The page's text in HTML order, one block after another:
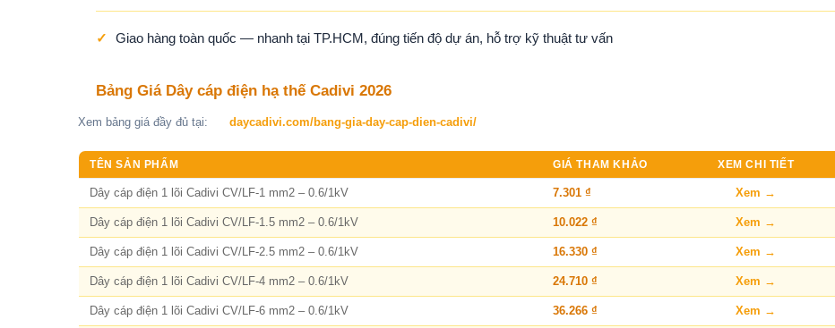
✓ Giao hàng toàn quốc — nhanh tại TP.HCM, đúng tiến độ dự án, hỗ trợ kỹ thuật tư vấn
Bảng Giá Dây cáp điện hạ thế Cadivi 2026
Xem bảng giá đầy đủ tại: daycadivi.com/bang-gia-day-cap-dien-cadivi/
TÊN SẢN PHẨM GIÁ THAM KHẢO XEM CHI TIẾT
Dây cáp điện 1 lõi Cadivi CV/LF-1 mm2 – 0.6/1kV 7.301 ₫ Xem →
Dây cáp điện 1 lõi Cadivi CV/LF-1.5 mm2 – 0.6/1kV 10.022 ₫ Xem →
Dây cáp điện 1 lõi Cadivi CV/LF-2.5 mm2 – 0.6/1kV 16.330 ₫ Xem →
Dây cáp điện 1 lõi Cadivi CV/LF-4 mm2 – 0.6/1kV 24.710 ₫ Xem →
Dây cáp điện 1 lõi Cadivi CV/LF-6 mm2 – 0.6/1kV 36.266 ₫ Xem →